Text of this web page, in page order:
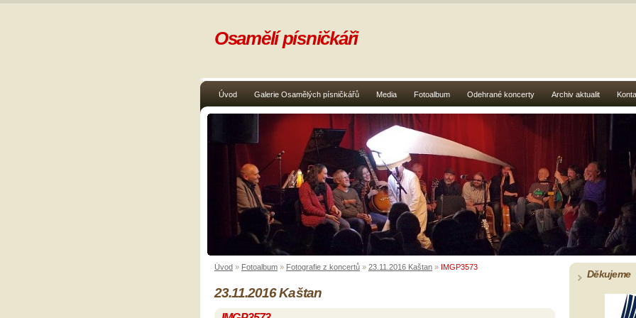
Úvod Galerie Osamělých písničkářů Media Fotoalbum Odehrané koncerty Archiv aktualit
Osamělí písničkáři
Úvod » Fotoalbum » Fotografie z koncertů » 23.11.2016 Kaštan » IMGP3573
23.11.2016 Kaštan
Děkujeme